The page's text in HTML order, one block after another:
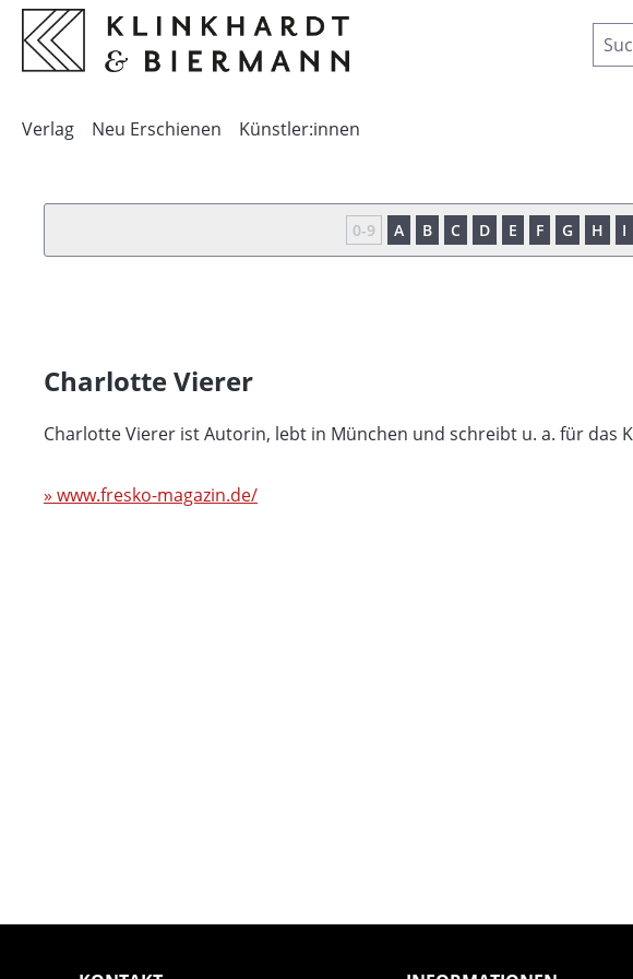
Zur Hauptnavigation springen
Verlag Neu Erschienen Künstler:innen
0-9 A B C D E F G H I
Charlotte Vierer
Charlotte Vierer ist Autorin, lebt in München und schreibt u. a. für das
» www.fresko-magazin.de/